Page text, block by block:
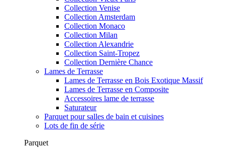
Collection Venise
Collection Amsterdam
Collection Monaco
Collection Milan
Collection Alexandrie
Collection Saint-Tropez
Collection Dernière Chance
Lames de Terrasse
Lames de Terrasse en Bois Exotique Massif
Lames de Terrasse en Composite
Accessoires lame de terrasse
Saturateur
Parquet pour salles de bain et cuisines
Lots de fin de série
Parquet